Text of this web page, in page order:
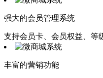
强大的会员管理系统
支持会员卡、会员权益、等
丰富的营销功能